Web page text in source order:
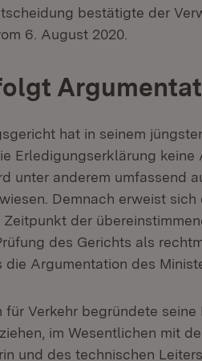
bestätigte der
6. August 2020.
hat in seinem
Erledigungserklärung
unter anderem umfassend
Demnach erweist
Zeitpunkt der
des Gerichts als
Argumentation des
für Verkehr begründete
im Wesentlichen mit
und des technischen